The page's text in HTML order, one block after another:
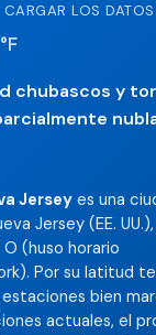
LOS DATOS.
°F
chubascos y
Jersey es una
Jersey (EE.
(huso horario
Por su latitud
bien
actuales, el